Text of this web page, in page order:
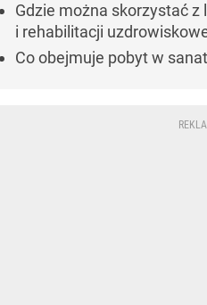
Gdzie można skorzystać
i rehabilitacji
Co obejmuje pobyt w